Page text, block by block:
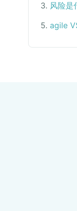
3. 风险是
5. agile